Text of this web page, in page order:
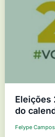
Eleições
do
Felype Campos